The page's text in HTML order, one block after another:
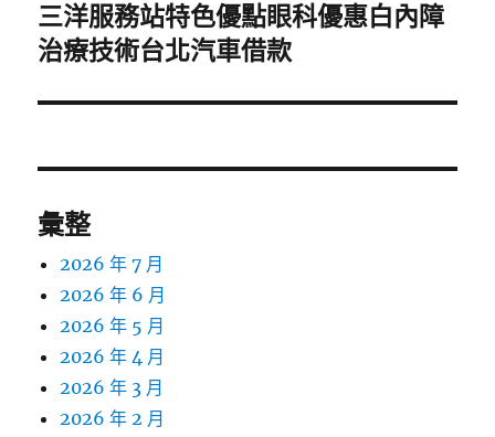
下
一
文
三洋服務站特色優點眼科優惠白內障
治療技術台北汽車借款
彙整
2026 年 7 月
2026 年 6 月
2026 年 5 月
2026 年 4 月
2026 年 3 月
2026 年 2 月